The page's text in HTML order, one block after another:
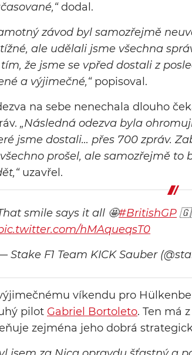
dodal.
závod byl samozřejmě
ale udělali jsme všechna
že jsme se vpřed dostali z
a výjimečné,“popisoval.
na sebe nenechala dlouho
„Následná odezva byla
jsme dostali… přes 700 zpráv.
prošel, ale samozřejmě to
uzavřel.
smile says it all 🤩#BritishGP
hMAqueqsT0
Stake F1 Team KICK Sauber
víkendu pro
pilot Gabriel Bortoleto. Ten má
zejména jeho dobrá